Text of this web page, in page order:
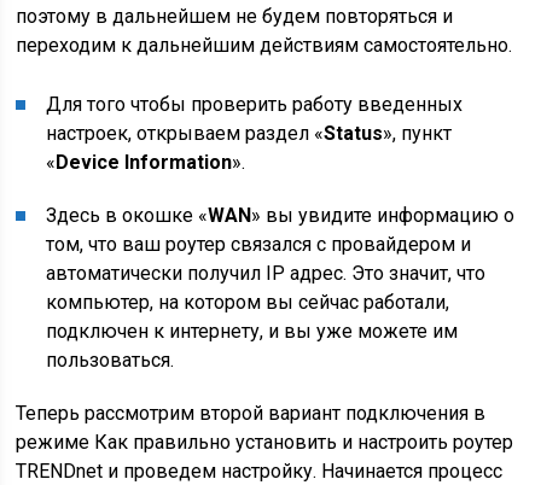
поэтому в дальнейшем не будем повторяться и
переходим к дальнейшим действиям самостоятельно.
Для того чтобы проверить работу введенных
настроек, открываем раздел «Status», пункт
«Device Information».
Здесь в окошке «WAN» вы увидите информацию о
том, что ваш роутер связался с провайдером и
автоматически получил IP адрес. Это значит, что
компьютер, на котором вы сейчас работали,
подключен к интернету, и вы уже можете им
пользоваться.
Теперь рассмотрим второй вариант подключения в
режиме Как правильно установить и настроить роутер
TRENDnet и проведем настройку. Начинается процесс